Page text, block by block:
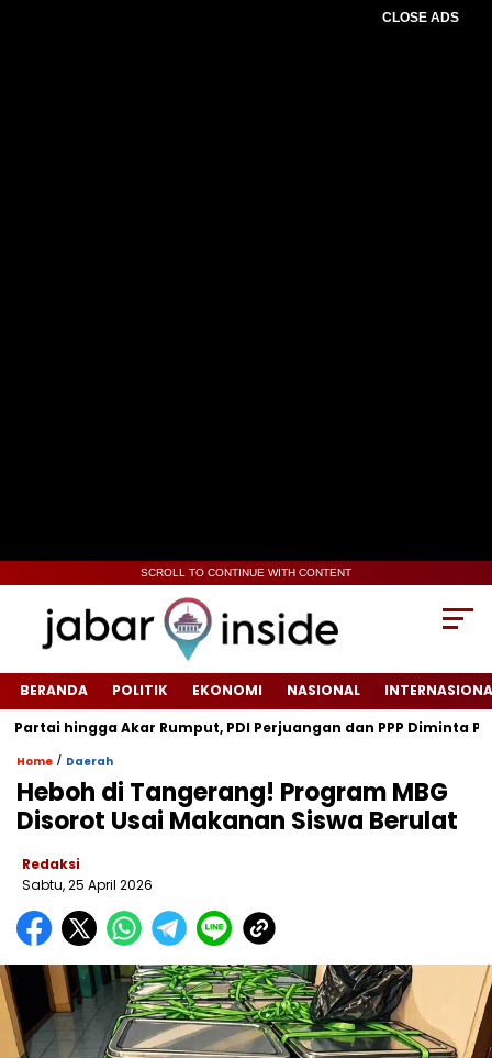
CLOSE ADS
SCROLL TO CONTINUE WITH CONTENT
BERANDA POLITIK EKONOMI NASIONAL
hingga Akar Rumput, PDI Perjuangan dan PPP Diminta
Home / Daerah
Heboh di Tangerang! Program MBG
Disorot Usai Makanan Siswa Berulat
Redaksi
Sabtu, 25 April 2026